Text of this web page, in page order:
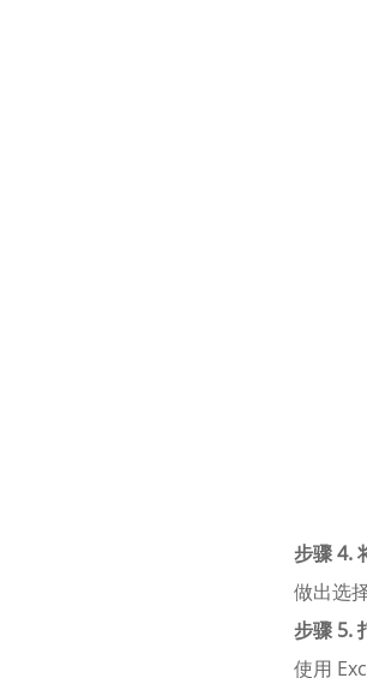
步骤 4.
做出选
步骤 5.
使用